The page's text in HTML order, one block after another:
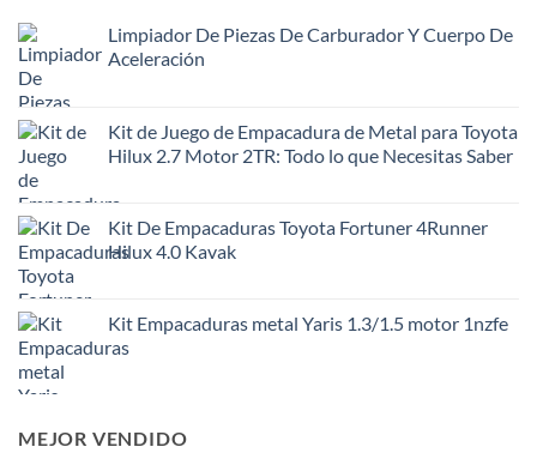
Limpiador De Piezas De Carburador Y Cuerpo De
Aceleración
Kit de Juego de Empacadura de Metal para Toyota
Hilux 2.7 Motor 2TR: Todo lo que Necesitas Saber
Kit De Empacaduras Toyota Fortuner 4Runner
Hilux 4.0 Kavak
Kit Empacaduras metal Yaris 1.3/1.5 motor 1nzfe
MEJOR VENDIDO